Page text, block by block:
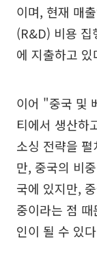
이며, 현재 매
(R&D) 비용 집
에 지출하고
이어 "중국 및
티에서 생산하
소싱 전략을
만, 중국의 비
국에 있지만,
중이라는 점
인이 될 수 있